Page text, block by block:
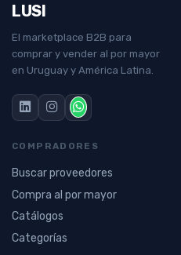
LUSI
El marketplace B2B para
comprar y vender al por mayor
en Uruguay y América Latina.
COMPRADORES
Buscar proveedores
Compra al por mayor
Catálogos
Categorías